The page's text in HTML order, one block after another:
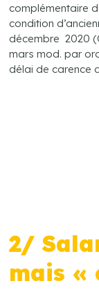
complémentaire
condition
décembre 2020
mars mod. par
délai de carence
2/
mais «